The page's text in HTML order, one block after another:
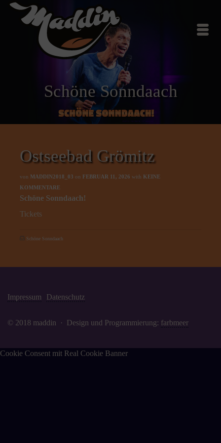
Schöne Sonndaach
Ostseebad Grömitz
von MADDIN2018_03 on FEBRUAR 11, 2026 with KEINE
KOMMENTARE
Schöne Sonndaach!
Tickets
Schöne Sonndaach
Impressum Datenschutz
© 2018 maddin · Design und Programmierung: farbmeer
Cookie Consent mit Real Cookie Banner